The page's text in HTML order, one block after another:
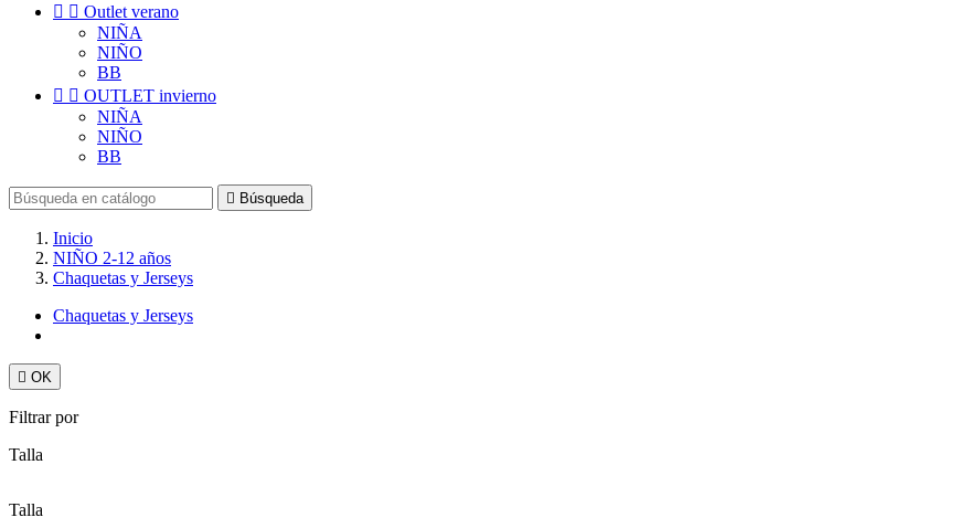
  Outlet verano
NIÑA
NIÑO
BB
  OUTLET invierno
NIÑA
NIÑO
BB
 Búsqueda
Inicio
NIÑO 2-12 años
Chaquetas y Jerseys
Chaquetas y Jerseys
 OK
Filtrar por
Talla
Talla